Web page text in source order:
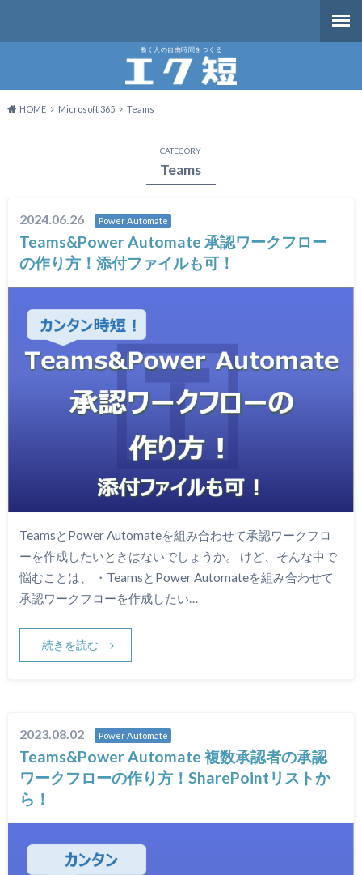
働く人の自由時間をつくる
HOME Microsoft 365 Teams
CATEGORY
Teams
2024.06.26 Power Automate
Teams&Power Automate 承認ワークフロー
の作り方！添付ファイルも可！
TeamsとPower Automateを組み合わせて承認ワークフロ
ーを作成したいときはないでしょうか。 けど、そんな中で
悩むことは、 ・TeamsとPower Automateを組み合わせて
承認ワークフローを作成したい…
続きを読む
2023.08.02 Power Automate
Teams&Power Automate 複数承認者の承認
ワークフローの作り方！SharePointリストか
ら！